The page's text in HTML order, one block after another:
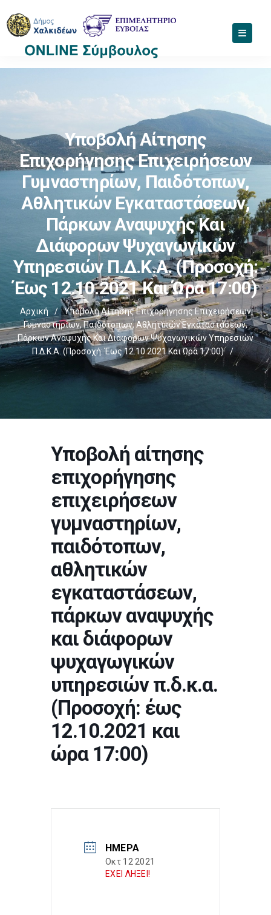
Υποβολή Αίτησης
Επιχορήγησης Επιχειρήσεων
Γυμναστηρίων, Παιδότοπων,
Αθλητικών Εγκαταστάσεων,
Πάρκων Αναψυχής Και
Διάφορων Ψυχαγωγικών
Υπηρεσιών Π.δ.κ.α. (Προσοχή:
Έως 12.10.2021 Και Ώρα 17:00)
Αρχική /
Υποβολή Αίτησης Επιχορήγησης Επιχειρήσεων
Γυμναστηρίων, Παιδότοπων, Αθλητικών Εγκαταστάσεων,
Πάρκων Αναψυχής Και Διάφορων Ψυχαγωγικών Υπηρεσιών
Π.δ.κ.α. (Προσοχή: Έως 12.10.2021 Και Ώρα 17:00)
/
Υποβολή αίτησης
επιχορήγησης
επιχειρήσεων
γυμναστηρίων,
παιδότοπων,
αθλητικών
εγκαταστάσεων,
πάρκων αναψυχής
και διάφορων
ψυχαγωγικών
υπηρεσιών π.δ.κ.α.
(Προσοχή: έως
12.10.2021 και
ώρα 17:00)
ΗΜΈΡΑ
Οκτ 12 2021
ΕΧΕΙ ΛΗΞΕΙ!